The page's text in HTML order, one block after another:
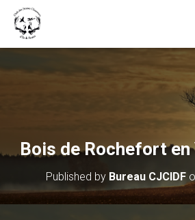
Bois de Rochefort en
Published by Bureau CJCIDF